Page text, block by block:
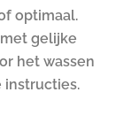
optimaal.
gelijke
het wassen
instructies.